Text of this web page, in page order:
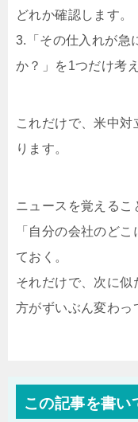
どれか確認します。
3.「その仕入れが急
か？」を1つだけ考
これだけで、米中
ります。
ニュースを覚えるこ
「自分の会社のど
ておく。
それだけで、次に似
方がずいぶん変わっ
この記事を書い